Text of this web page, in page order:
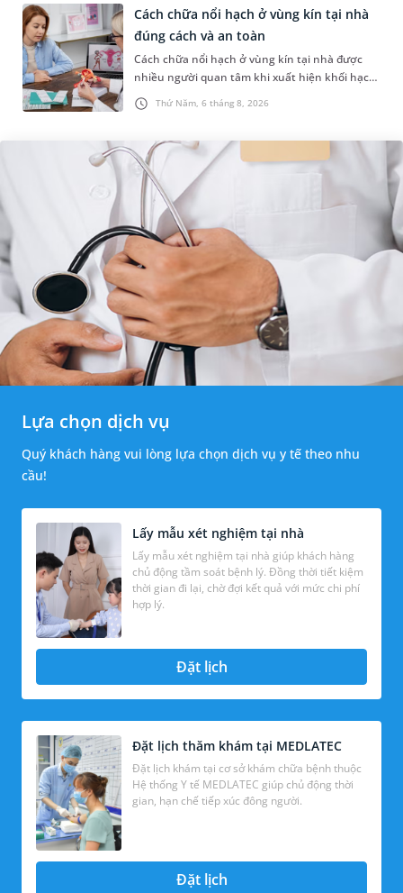
Thứ Năm, 6 tháng 8, 2026
Cách chữa nổi hạch ở vùng kín tại nhà
đúng cách và an toàn
Cách chữa nổi hạch ở vùng kín tại nhà được
nhiều người quan tâm khi xuất hiện khối hạch
nhỏ ở vùng bẹn hoặc cơ quan sinh dục. Nếu
hạch mới xuất hiện, kích th...
Lựa chọn dịch vụ
Quý khách hàng vui lòng lựa chọn dịch vụ y tế theo nhu
cầu!
Lấy mẫu xét nghiệm tại nhà
Lấy mẫu xét nghiệm tại nhà giúp khách hàng
chủ động tầm soát bệnh lý. Đồng thời tiết kiệm
thời gian đi lại, chờ đợi kết quả với mức chi phí
hợp lý.
Đặt lịch
Đặt lịch thăm khám tại MEDLATEC
Đặt lịch khám tại cơ sở khám chữa bệnh thuộc
Hệ thống Y tế MEDLATEC giúp chủ động thời
gian, hạn chế tiếp xúc đông người.
Đặt lịch